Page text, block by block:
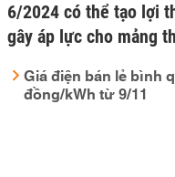
6/2024 có thể tạo lợi
gây áp lực cho mảng
Giá điện bán lẻ bình
đồng/kWh từ 9/11